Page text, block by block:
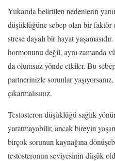
Yukarıda belirtilen nedenlerin
düşüklüğüne sebep olan bir faktör
strese dayalı bir hayat
hormonunu değil, aynı zamanda
da olumsuz yönde etkiler. Bu
partnerinizle sorunlar yaşıyorsanız,
çıkarmalısınız.
Testosteron düşüklüğü sağlık
yaratmayabilir, ancak bireyin
birçok sorunun kaynağına
testosteronun seviyesinin düşük